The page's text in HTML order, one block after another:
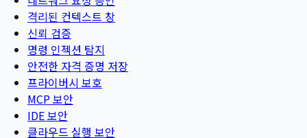
격리된 컨텍스트 창
신뢰 검증
명령 인젝션 탐지
안전한 자격 증명 저장
프라이버시 보호
MCP 보안
IDE 보안
클라우드 실행 보안